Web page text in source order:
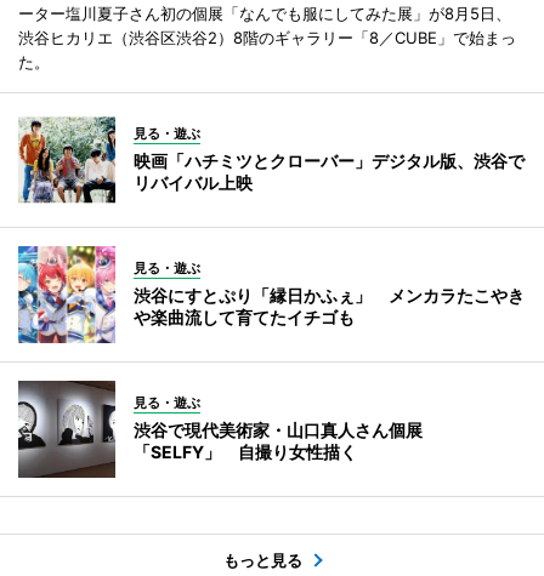
ーター塩川夏子さん初の個展「なんでも服にしてみた展」が8月5日、
渋谷ヒカリエ（渋谷区渋谷2）8階のギャラリー「8／CUBE」で始まっ
た。
見る・遊ぶ
映画「ハチミツとクローバー」デジタル版、渋谷で
リバイバル上映
見る・遊ぶ
渋谷にすとぷり「縁日かふぇ」 メンカラたこやき
や楽曲流して育てたイチゴも
見る・遊ぶ
渋谷で現代美術家・山口真人さん個展
「SELFY」 自撮り女性描く
もっと見る